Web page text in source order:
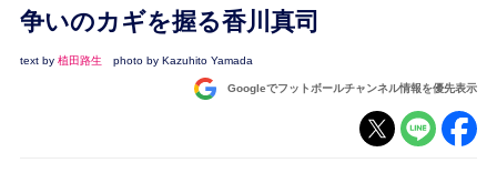
ブンデスリーガ
UEFA
ナショナルチーム
争いのカギを握る香川真司
text by 植田路生 photo by Kazuhito Yamada
Googleでフットボールチャンネル情報を優先表示